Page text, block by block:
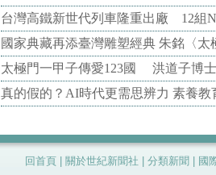
台灣高鐵新世代列車隆重出廠 12組
國家典藏再添臺灣雕塑經典 朱銘〈
太極門一甲子傳愛123國 洪道子博
真的假的？AI時代更需思辨力 素養
回首頁 關於世紀新聞社 分類新聞
國